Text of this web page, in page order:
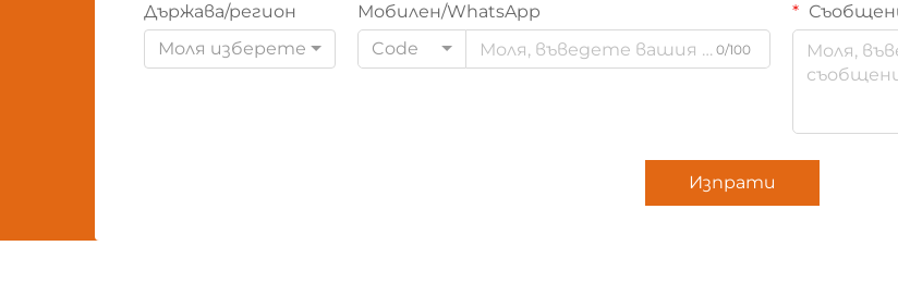
Държава/регион
Моля изберете
Мобилен/WhatsApp
Code
0/100
Изпрати